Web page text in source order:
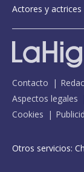
Actores y actrices
Contacto
Aspectos legales
Cookies
Otros servicios: